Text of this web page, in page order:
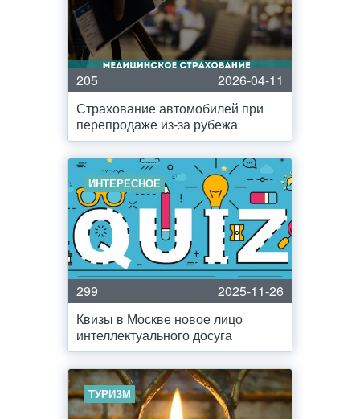
205
2026-04-11
Страхование автомобилей при
перепродаже из-за рубежа
ИНТЕРЕСНОЕ
299
2025-11-26
Квизы в Москве новое лицо
интеллектуального досуга
ТУРИЗМ